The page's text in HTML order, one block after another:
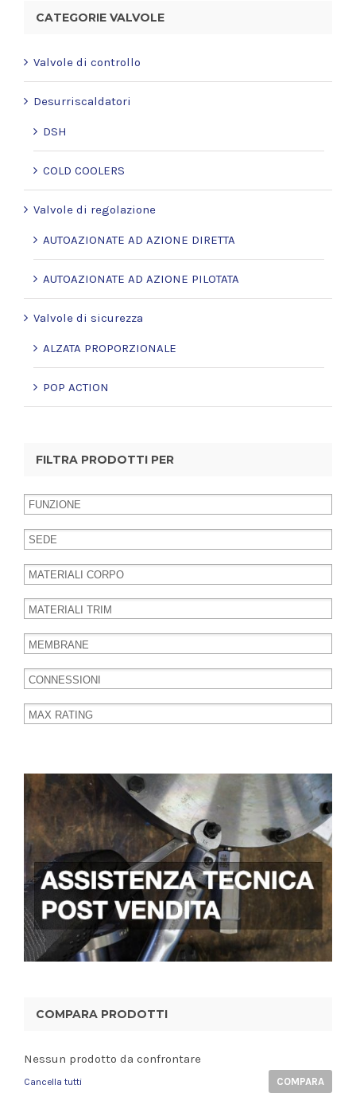
CATEGORIE VALVOLE
Valvole di controllo
Desurriscaldatori
DSH
COLD COOLERS
Valvole di regolazione
AUTOAZIONATE AD AZIONE DIRETTA
AUTOAZIONATE AD AZIONE PILOTATA
Valvole di sicurezza
ALZATA PROPORZIONALE
POP ACTION
FILTRA PRODOTTI PER
COMPARA PRODOTTI
Nessun prodotto da confrontare
Cancella tutti COMPARA